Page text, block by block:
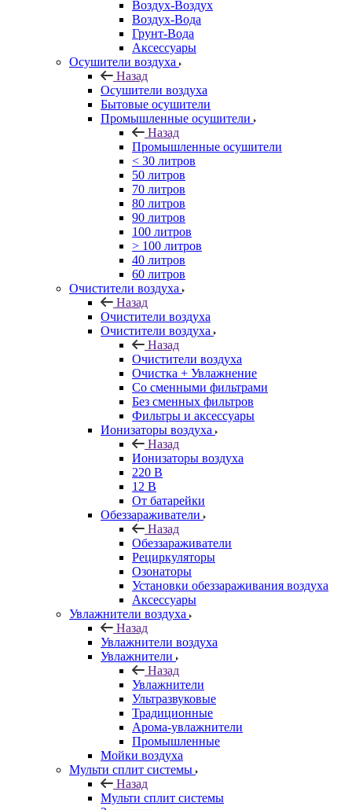
Воздух-Воздух
Воздух-Вода
Грунт-Вода
Аксессуары
Осушители воздуха
Назад
Осушители воздуха
Бытовые осушители
Промышленные осушители
Назад
Промышленные осушители
< 30 литров
50 литров
70 литров
80 литров
90 литров
100 литров
> 100 литров
40 литров
60 литров
Очистители воздуха
Назад
Очистители воздуха
Очистители воздуха
Назад
Очистители воздуха
Очистка + Увлажнение
Cо сменными фильтрами
Без сменных фильтров
Фильтры и аксессуары
Ионизаторы воздуха
Назад
Ионизаторы воздуха
220 В
12 В
От батарейки
Обеззараживатели
Назад
Обеззараживатели
Рециркуляторы
Озонаторы
Установки обеззараживания воздуха
Аксессуары
Увлажнители воздуха
Назад
Увлажнители воздуха
Увлажнители
Назад
Увлажнители
Ультразвуковые
Традиционные
Арома-увлажнители
Промышленные
Мойки воздуха
Мульти сплит системы
Назад
Мульти сплит системы